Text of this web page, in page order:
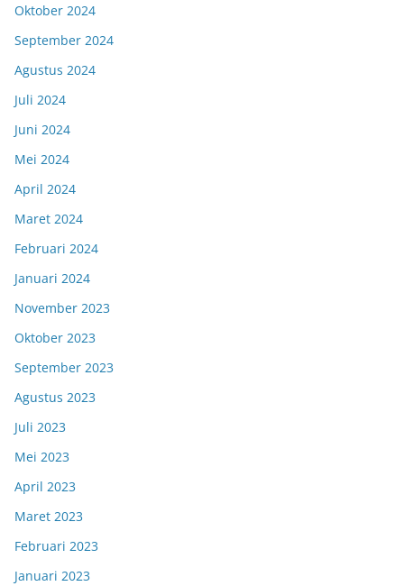
Oktober 2024
September 2024
Agustus 2024
Juli 2024
Juni 2024
Mei 2024
April 2024
Maret 2024
Februari 2024
Januari 2024
November 2023
Oktober 2023
September 2023
Agustus 2023
Juli 2023
Mei 2023
April 2023
Maret 2023
Februari 2023
Januari 2023